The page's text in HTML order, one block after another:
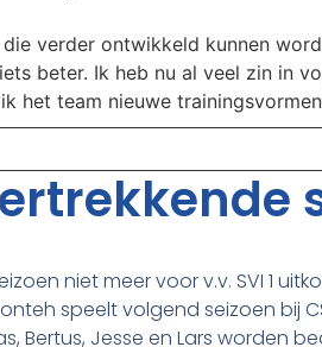
verder ontwikkeld kunnen
beter. Ik heb nu al veel zin in
het team nieuwe
niet meer voor v.v. SVI 1
speelt volgend seizoen bij
Bertus, Jesse en Lars worden